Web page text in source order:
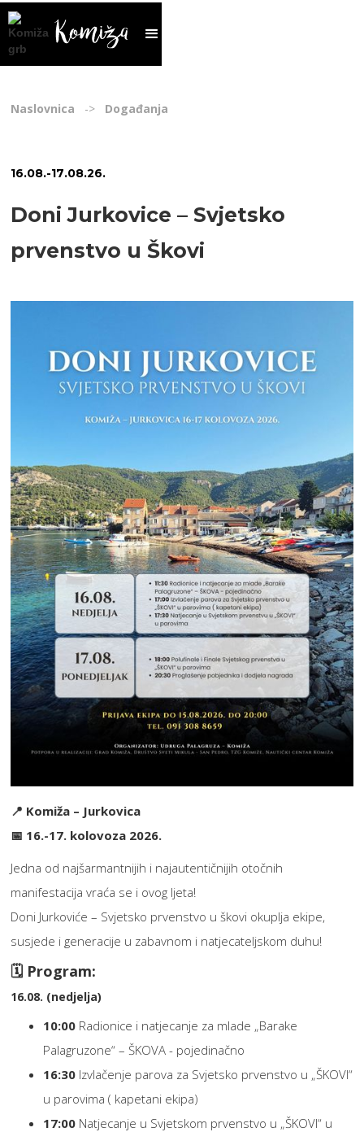
Naslovnica -> Događanja
16.08.-17.08.26.
Doni Jurkovice – Svjetsko
prvenstvo u Škovi
📍 Komiža – Jurkovica
📅 16.-17. kolovoza 2026.
Jedna od najšarmantnijih i najautentičnijih otočnih
manifestacija vraća se i ovog ljeta!
Doni Jurkoviće – Svjetsko prvenstvo u škovi okuplja ekipe,
susjede i generacije u zabavnom i natjecateljskom duhu!
🗓️ Program:
16.08. (nedjelja)
10:00 Radionice i natjecanje za mlade „Barake
Palagruzone“ – ŠKOVA - pojedinačno
16:30 Izvlačenje parova za Svjetsko prvenstvo u „ŠKOVI“
u parovima ( kapetani ekipa)
17:00 Natjecanje u Svjetskom prvenstvo u „ŠKOVI“ u